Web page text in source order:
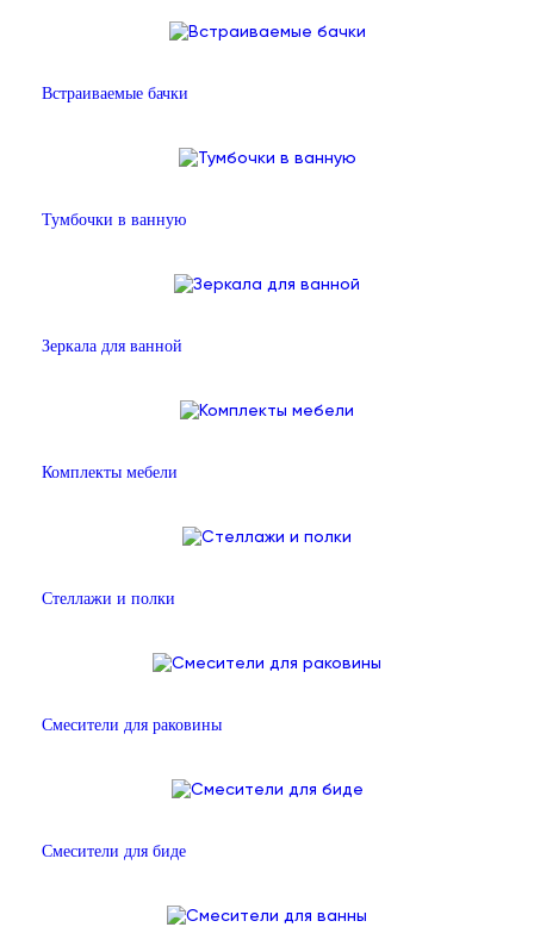
Встраиваемые бачки
Тумбочки в ванную
Зеркала для ванной
Комплекты мебели
Стеллажи и полки
Смесители для раковины
Смесители для биде